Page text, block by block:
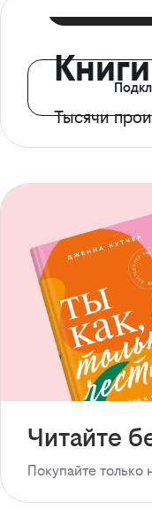
Книги
Тысячи
с доступом
Читайте
Покупайте только